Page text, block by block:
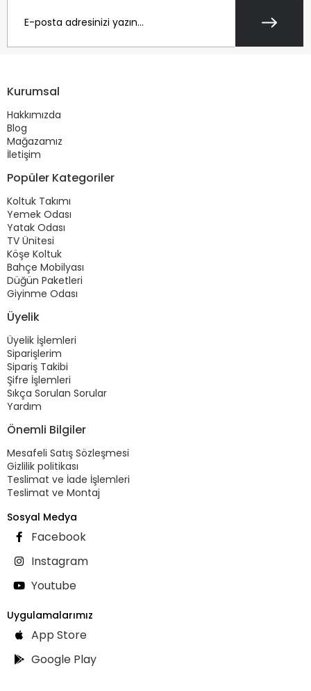
Kurumsal
Hakkımızda
Blog
Mağazamız
İletişim
Popüler Kategoriler
Koltuk Takımı
Yemek Odası
Yatak Odası
TV Ünitesi
Köşe Koltuk
Bahçe Mobilyası
Düğün Paketleri
Giyinme Odası
Üyelik
Üyelik İşlemleri
Siparişlerim
Sipariş Takibi
Şifre İşlemleri
Sıkça Sorulan Sorular
Yardım
Önemli Bilgiler
Mesafeli Satış Sözleşmesi
Gizlilik politikası
Teslimat ve İade İşlemleri
Teslimat ve Montaj
Sosyal Medya
Facebook
Instagram
Youtube
Uygulamalarımız
App Store
Google Play